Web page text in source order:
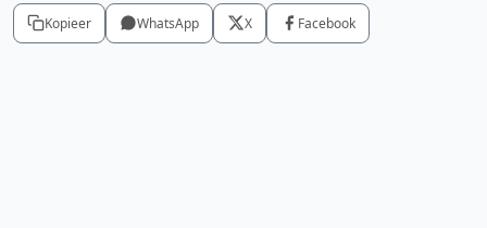
Kopieer WhatsApp X Facebook